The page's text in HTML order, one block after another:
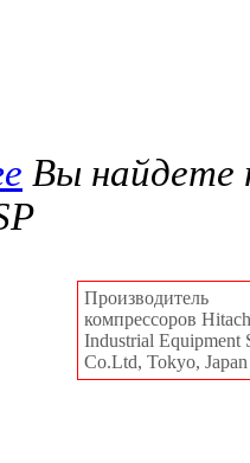
Вы найдете
Производитель
компрессоров
Industrial Equipment
Co.Ltd, Tokyo, Japan